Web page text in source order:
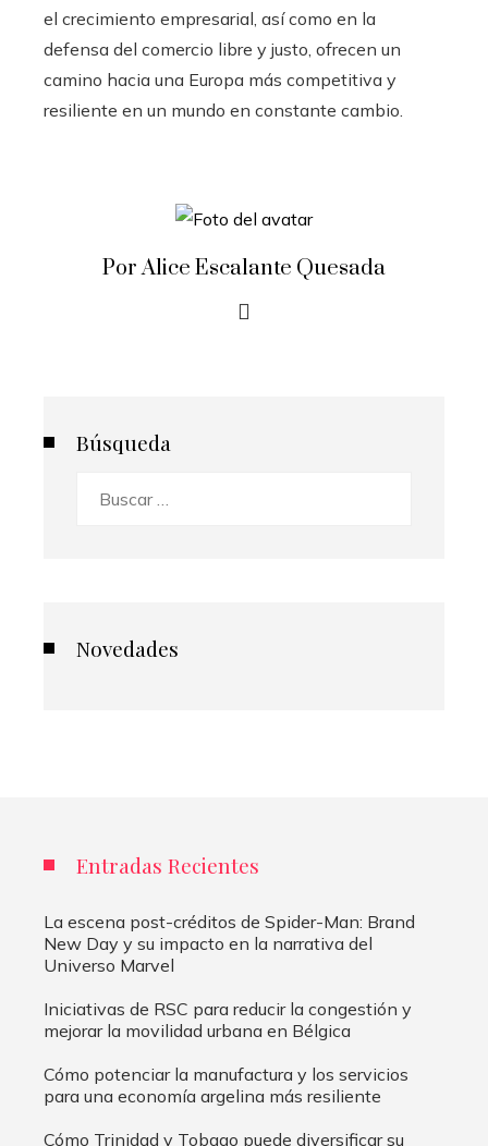
el crecimiento empresarial, así como en la
defensa del comercio libre y justo, ofrecen un
camino hacia una Europa más competitiva y
resiliente en un mundo en constante cambio.
Por Alice Escalante Quesada
Búsqueda
Novedades
Entradas Recientes
La escena post-créditos de Spider-Man: Brand
New Day y su impacto en la narrativa del
Universo Marvel
Iniciativas de RSC para reducir la congestión y
mejorar la movilidad urbana en Bélgica
Cómo potenciar la manufactura y los servicios
para una economía argelina más resiliente
Cómo Trinidad y Tobago puede diversificar su